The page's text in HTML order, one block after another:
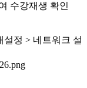
수강재생 확인
설정 > 네트워크 설